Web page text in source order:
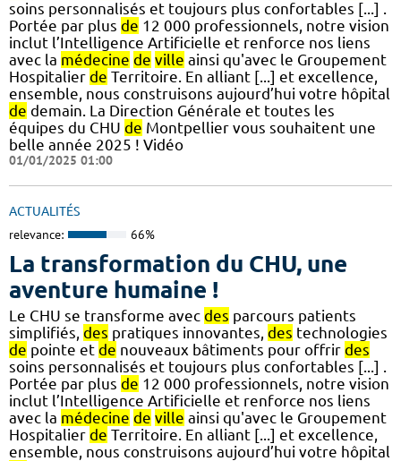
soins personnalisés et toujours plus confortables [...] .
Portée par plus de 12 000 professionnels, notre vision
inclut l’Intelligence Artificielle et renforce nos liens
avec la médecine de ville ainsi qu'avec le Groupement
Hospitalier de Territoire. En alliant [...] et excellence,
ensemble, nous construisons aujourd’hui votre hôpital
de demain. La Direction Générale et toutes les
équipes du CHU de Montpellier vous souhaitent une
belle année 2025 ! Vidéo
01/01/2025 01:00
ACTUALITÉS
relevance: 66%
La transformation du CHU, une
aventure humaine !
Le CHU se transforme avec des parcours patients
simplifiés, des pratiques innovantes, des technologies
de pointe et de nouveaux bâtiments pour offrir des
soins personnalisés et toujours plus confortables [...] .
Portée par plus de 12 000 professionnels, notre vision
inclut l’Intelligence Artificielle et renforce nos liens
avec la médecine de ville ainsi qu'avec le Groupement
Hospitalier de Territoire. En alliant [...] et excellence,
ensemble, nous construisons aujourd’hui votre hôpital